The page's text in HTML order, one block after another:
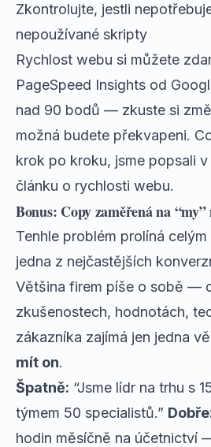
Zkontrolujte, jestli
nepoužívané skripty
Rychlost webu si můžete
PageSpeed Insights od
nad 90 bodů — zkuste si
možná budete překvapeni.
krok po kroku, jsme popsali v
článku o rychlosti webu.
Bonus: Copy zaměřená na
Tenhle problém prolíná
jedna z nejčastějších
Většina firem píše o sobě —
zkušenostech, hodnotách,
zákazníka zajímá jen jedna
mít on.
Špatně: “Jsme lídr na trhu s
týmem 50 specialistů.”
hodin měsíčně na účetnictví